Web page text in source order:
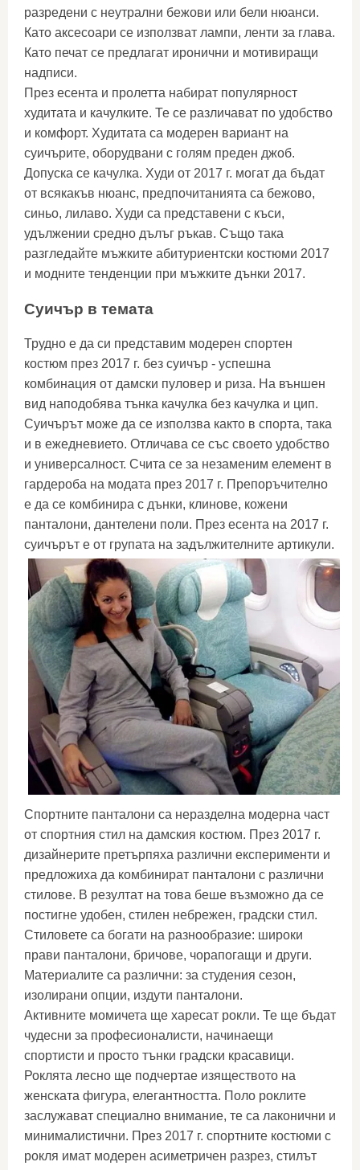
разредени с неутрални бежови или бели нюанси.
Като аксесоари се използват лампи, ленти за глава.
Като печат се предлагат иронични и мотивиращи
надписи.
През есента и пролетта набират популярност
худитата и качулките. Те се различават по удобство
и комфорт. Худитата са модерен вариант на
суичърите, оборудвани с голям преден джоб.
Допуска се качулка. Худи от 2017 г. могат да бъдат
от всякакъв нюанс, предпочитанията са бежово,
синьо, лилаво. Худи са представени с къси,
удължении средно дълъг ръкав. Също така
разгледайте мъжките абитуриентски костюми 2017
и модните тенденции при мъжките дънки 2017.
Суичър в темата
Трудно е да си представим модерен спортен
костюм през 2017 г. без суичър - успешна
комбинация от дамски пуловер и риза. На външен
вид наподобява тънка качулка без качулка и цип.
Суичърът може да се използва както в спорта, така
и в ежедневието. Отличава се със своето удобство
и универсалност. Счита се за незаменим елемент в
гардероба на модата през 2017 г. Препоръчително
е да се комбинира с дънки, клинове, кожени
панталони, дантелени поли. През есента на 2017 г.
суичърът е от групата на задължителните артикули.
Спортните панталони са неразделна модерна част
от спортния стил на дамския костюм. През 2017 г.
дизайнерите претърпяха различни експерименти и
предложиха да комбинират панталони с различни
стилове. В резултат на това беше възможно да се
постигне удобен, стилен небрежен, градски стил.
Стиловете са богати на разнообразие: широки
прави панталони, бричове, чорапогащи и други.
Материалите са различни: за студения сезон,
изолирани опции, издути панталони.
Активните момичета ще харесат рокли. Те ще бъдат
чудесни за професионалисти, начинаещи
спортисти и просто тънки градски красавици.
Роклята лесно ще подчертае изяществото на
женската фигура, елегантността. Поло роклите
заслужават специално внимание, те са лаконични и
минималистични. През 2017 г. спортните костюми с
рокля имат модерен асиметричен разрез, стилът